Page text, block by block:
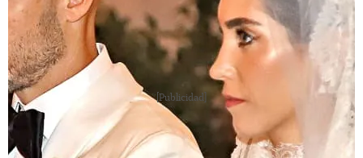
[Publicidad]